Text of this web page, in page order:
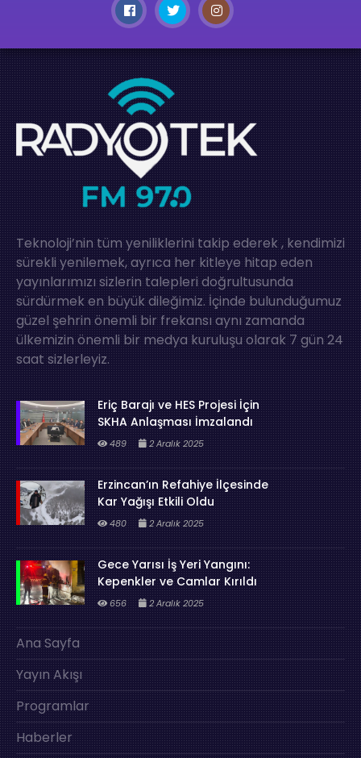
Teknoloji’nin tüm yeniliklerini takip ederek , kendimizi
sürekli yenilemek, ayrıca her kitleye hitap eden
yayınlarımızı sizlerin talepleri doğrultusunda
sürdürmek en büyük dileğimiz. İçinde bulunduğumuz
güzel şehrin önemli bir frekansı aynı zamanda
ülkemizin önemli bir medya kuruluşu olarak 7 gün 24
saat sizlerleyiz.
Eriç Barajı ve HES Projesi İçin
SKHA Anlaşması İmzalandı
489 2 Aralık 2025
Erzincan’ın Refahiye İlçesinde
Kar Yağışı Etkili Oldu
480 2 Aralık 2025
Gece Yarısı İş Yeri Yangını:
Kepenkler ve Camlar Kırıldı
656 2 Aralık 2025
Ana Sayfa
Yayın Akışı
Programlar
Haberler